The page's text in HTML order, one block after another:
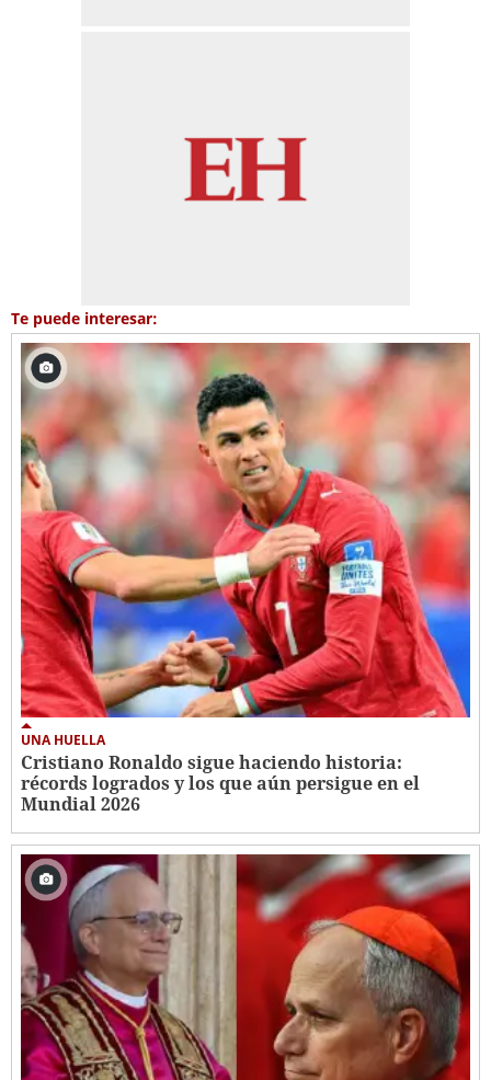
Te puede interesar:
UNA HUELLA
Cristiano Ronaldo sigue haciendo historia:
récords logrados y los que aún persigue en el
Mundial 2026